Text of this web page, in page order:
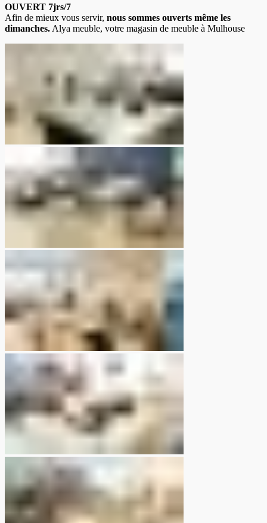
OUVERT 7jrs/7
Afin de mieux vous servir, nous sommes ouverts même les
dimanches. Alya meuble, votre magasin de meuble à Mulhouse